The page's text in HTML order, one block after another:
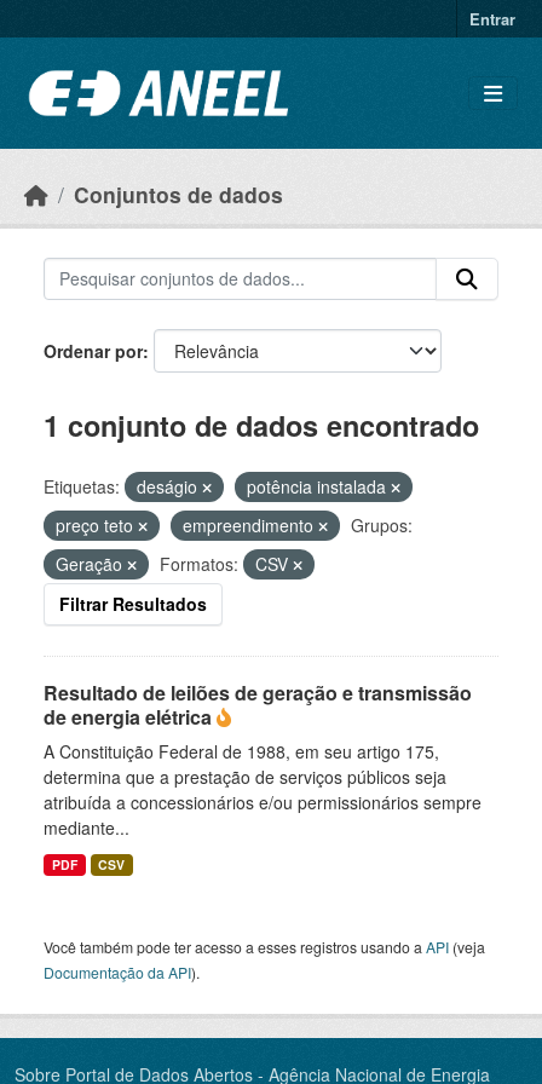
Entrar
Conjuntos de dados
Ordenar por
1 conjunto de dados encontrado
Etiquetas: deságio
potência instalada
preço teto
empreendimento
Grupos:
Geração
Formatos:
CSV
Filtrar Resultados
Resultado de leilões de geração e transmissão
de energia elétrica
A Constituição Federal de 1988, em seu artigo 175,
determina que a prestação de serviços públicos seja
atribuída a concessionários e/ou permissionários sempre
mediante...
PDF CSV
Você também pode ter acesso a esses registros usando a API (veja
Documentação da API).
Sobre Portal de Dados Abertos - Agência Nacional de Energia